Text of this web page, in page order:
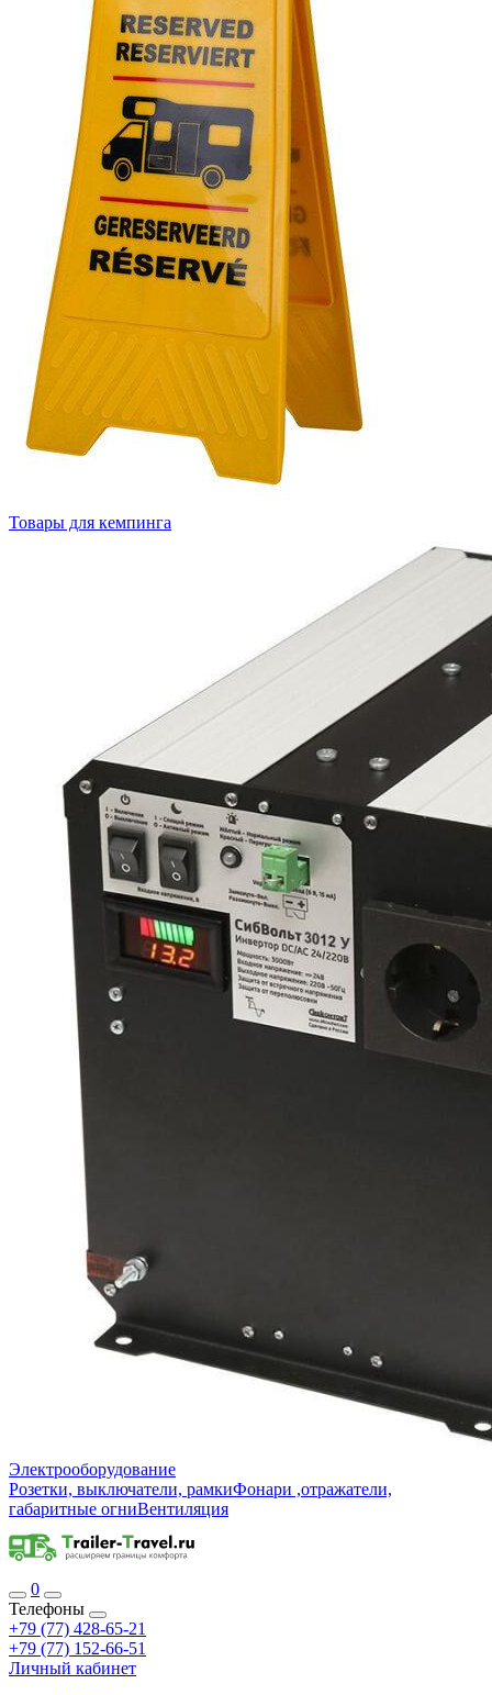
Товары для кемпинга
Электрооборудование
Розетки, выключатели, рамкиФонари ,отражатели,
габаритные огниВентиляция
0
Телефоны
+79 (77) 428-65-21
+79 (77) 152-66-51
Личный кабинет